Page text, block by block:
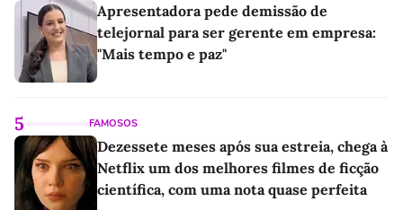
Apresentadora pede demissão de
telejornal para ser gerente em empresa:
"Mais tempo e paz"
5 FAMOSOS
Dezessete meses após sua estreia, chega à
Netflix um dos melhores filmes de ficção
científica, com uma nota quase perfeita